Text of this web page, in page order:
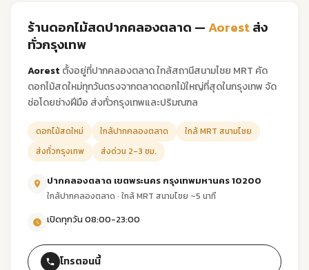
ร้านดอกไม้สดปากคลองตลาด —Aorestส่ง
ทั่วกรุงเทพ
Aorest ตั้งอยู่ที่ปากคลองตลาด ใกล้สถานีสนามไชย MRT คัด
ดอกไม้สดใหม่ทุกวันตรงจากตลาดดอกไม้ใหญ่ที่สุดในกรุงเทพ จัด
ช่อโดยช่างฝีมือ ส่งทั่วกรุงเทพและปริมณฑล
ดอกไม้สดใหม่ ใกล้ปากคลองตลาด
ใกล้ MRT สนามไชย
ส่งทั่วกรุงเทพ
ส่งด่วน 2-3 ชม.
ปากคลองตลาด เขตพระนคร กรุงเทพมหานคร 10200
ใกล้ปากคลองตลาด · ใกล้ MRT สนามไชย ~5 นาที
เปิดทุกวัน 08:00-23:00
โทรตอนนี้